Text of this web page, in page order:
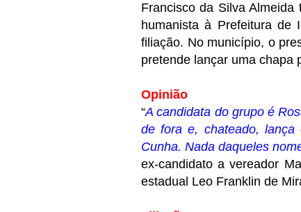
Francisco da Silva
humanista à Prefeitura de
filiação. No município, o
pretende lançar uma chapa
Opinião
“A candidata do grupo é
de fora e, chateado, lança
Cunha. Nada daqueles
ex-candidato a vereador
estadual Leo Franklin de